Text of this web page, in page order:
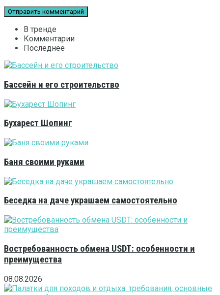
В тренде
Комментарии
Последнее
Бассейн и его строительство
Бухарест Шопинг
Баня своими руками
Беседка на даче украшаем самостоятельно
Востребованность обмена USDT: особенности и
преимущества
08.08.2026